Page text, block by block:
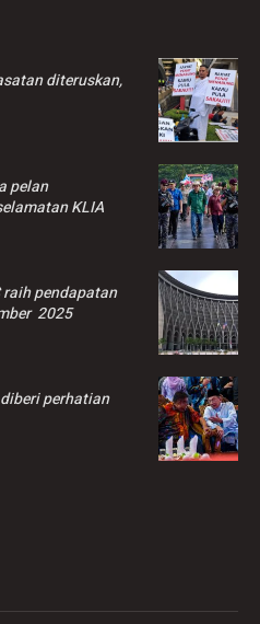
diteruskan,
pelan
KLIA
raih pendapatan
2025
perhatian